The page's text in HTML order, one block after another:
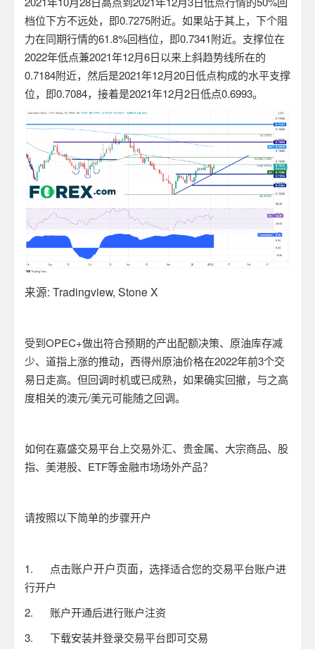
档位下方不远处，即0.7275附近。如果站于其上，下个阻
力在同期行情的61.8%回档位，即0.7341附近。支撑位在
2022年低点兼2021年12月6日以来上斜趋势线所在的
0.7184附近，然后是2021年12月20日低点构成的水平支撑
位，即0.7084，接着是2021年12月2日低点0.6993。
来源: Tradingview, Stone X
受到OPEC+做出符合预期的产出配额决策、原油库存减
少、道指上涨的推动，西得州原油价格在2022年前3个交
易日走高。但回调时机或已成熟，如果确实回撤，与之高
度相关的澳元/美元可能随之回调。
如何在嘉盛交易平台上交易外汇、贵金属、大宗商品、股
指、美港股、 ETF等金融市场场外产品？
请按照以下简单的步骤开户
1. 点击账户开户页面，选择适合您的交易平台账户进
行开户
2. 账户开通后进行账户注资
3. 下载安装并登录交易平台即可交易